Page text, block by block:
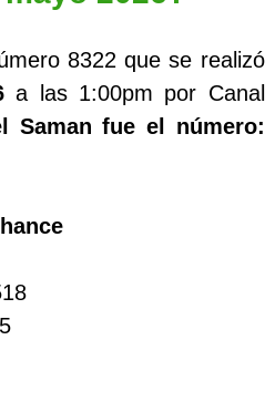
8322 que se realizó
a las 1:00pm por Canal
Saman fue el número: